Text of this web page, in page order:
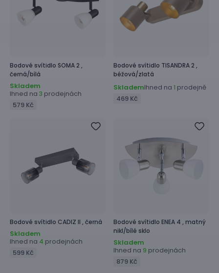
Bodové svítidlo SOMA 2 ,
černá/bílá
Skladem
Ihned na 3 prodejnách
579 Kč
Bodové svítidlo TISANDRA 2 ,
béžová/zlatá
SklademIhned na 1 prodejně
469 Kč
Bodové svítidlo CADIZ II , černá
Skladem
Ihned na 4 prodejnách
599 Kč
Bodové svítidlo ENEA 4 , matný
nikl/bílé sklo
Skladem
Ihned na 9 prodejnách
879 Kč